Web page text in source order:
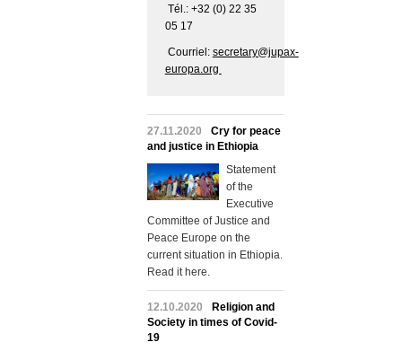
Tél.: +32 (0) 22 35
05 17
Courriel: secretary@jupax-
europa.org
27.11.2020
Cry for peace
and justice in Ethiopia
Statement
of the
Executive
Committee of Justice and
Peace Europe on the
current situation in Ethiopia.
Read it here.
12.10.2020
Religion and
Society in times of Covid-
19